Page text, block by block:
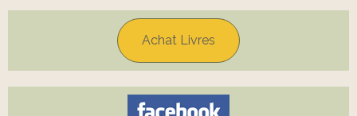
Achat Livres